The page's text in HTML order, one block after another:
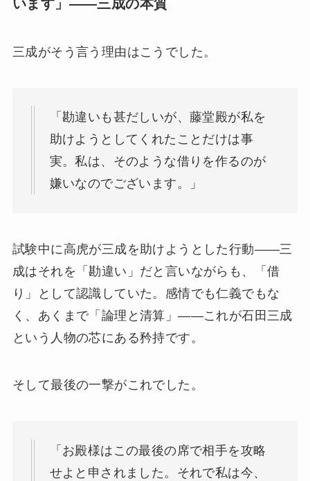
います」——三成の本質
三成がそう言う理由はこうでした。
「勘違いも甚だしいが、藤堂殿が私を
助けようとしてくれたことだけは事
実。私は、そのような借りを作るのが
嫌いなのでございます。」
試験中に高虎が三成を助けようとした行動——三
成はそれを「勘違い」だと言いながらも、「借
り」として認識していた。感情でも仁義でもな
く、あくまで「論理と清算」——これが石田三成
という人物の芯にある矜持です。
そして最後の一撃がこれでした。
「お殿様はこの最後の席で相手を攻略
せよと申されました。それで私は今、